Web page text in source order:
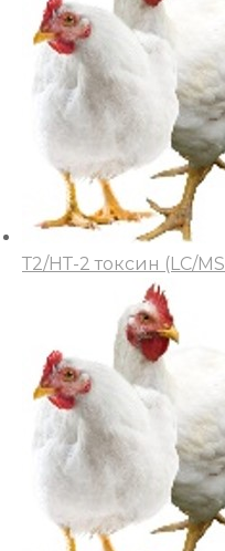
Т2/НТ-2 токсин (LC/